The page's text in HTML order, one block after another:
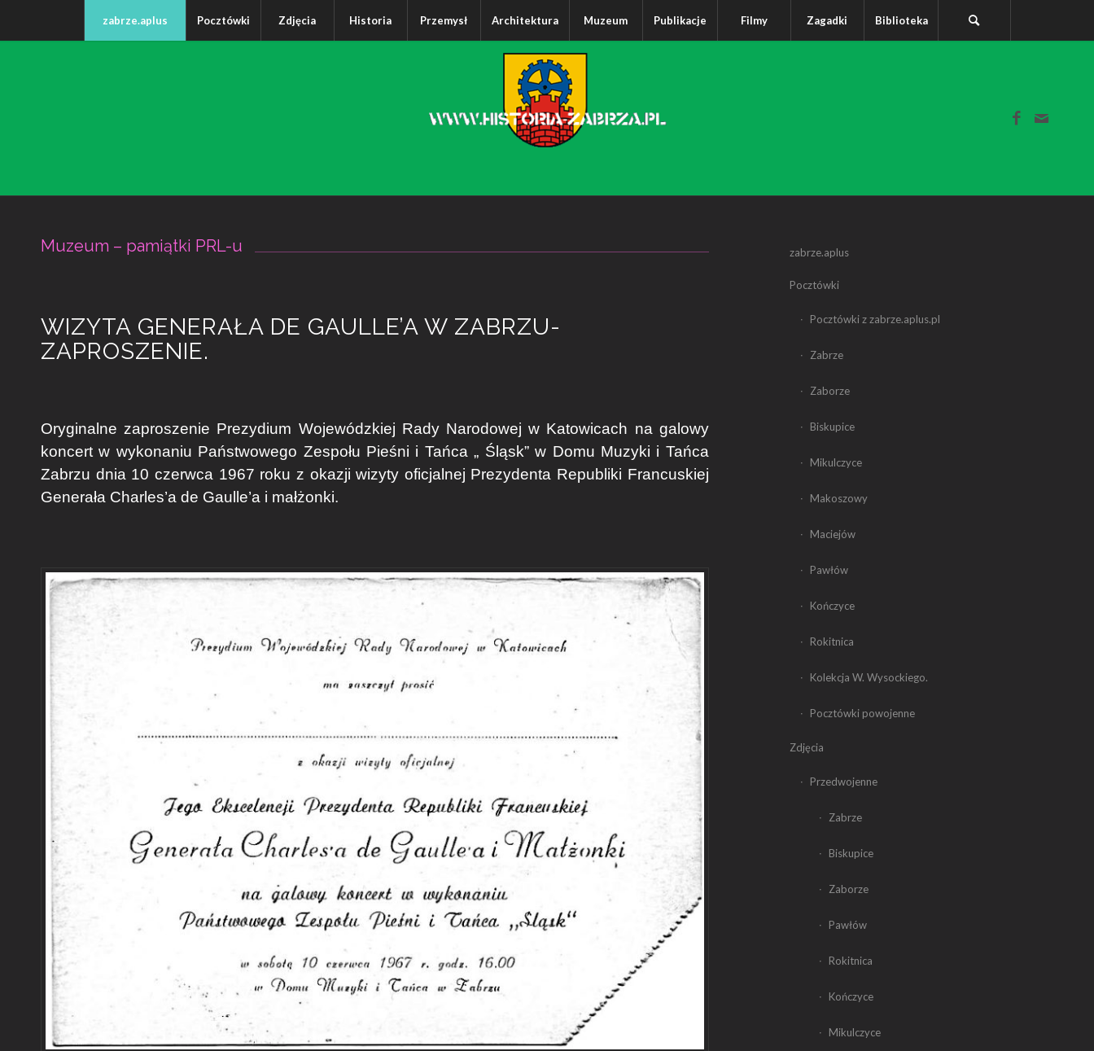
zabrze.aplus Pocztówki Zdjęcia Historia Przemysł Architektura Muzeum Publikacje Filmy Zagadki Biblioteka
Muzeum – pamiątki PRL-u
WIZYTA GENERAŁA DE GAULLE’A W ZABRZU-
ZAPROSZENIE.
Oryginalne zaproszenie Prezydium Wojewódzkiej Rady Narodowej w Katowicach na galowy
koncert w wykonaniu Państwowego Zespołu Pieśni i Tańca „ Śląsk” w Domu Muzyki i Tańca
Zabrzu dnia 10 czerwca 1967 roku z okazji wizyty oficjalnej Prezydenta Republiki Francuskiej
Generała Charles’a de Gaulle’a i małżonki.
zabrze.aplus
Pocztówki
Pocztówki z zabrze.aplus.pl
Zabrze
Zaborze
Biskupice
Mikulczyce
Makoszowy
Maciejów
Pawłów
Kończyce
Rokitnica
Kolekcja W. Wysockiego.
Pocztówki powojenne
Zdjęcia
Przedwojenne
Zabrze
Biskupice
Zaborze
Pawłów
Rokitnica
Kończyce
Mikulczyce